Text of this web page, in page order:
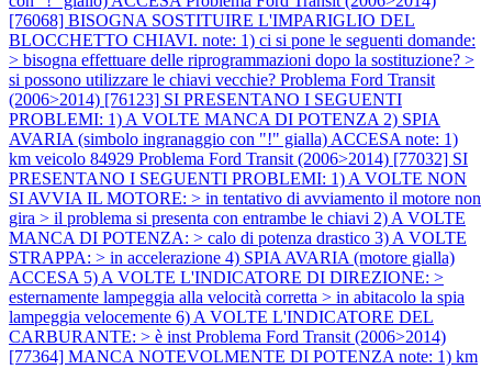
[76068] BISOGNA SOSTITUIRE L'IMPARIGLIO DEL
BLOCCHETTO CHIAVI. note: 1) ci si pone le seguenti domande:
> bisogna effettuare delle riprogrammazioni dopo la sostituzione? >
si possono utilizzare le chiavi vecchie? Problema Ford Transit
(2006>2014) [76123] SI PRESENTANO I SEGUENTI
PROBLEMI: 1) A VOLTE MANCA DI POTENZA 2) SPIA
AVARIA (simbolo ingranaggio con "!" gialla) ACCESA note: 1)
km veicolo 84929 Problema Ford Transit (2006>2014) [77032] SI
PRESENTANO I SEGUENTI PROBLEMI: 1) A VOLTE NON
SI AVVIA IL MOTORE: > in tentativo di avviamento il motore non
gira > il problema si presenta con entrambe le chiavi 2) A VOLTE
MANCA DI POTENZA: > calo di potenza drastico 3) A VOLTE
STRAPPA: > in accelerazione 4) SPIA AVARIA (motore gialla)
ACCESA 5) A VOLTE L'INDICATORE DI DIREZIONE: >
esternamente lampeggia alla velocità corretta > in abitacolo la spia
lampeggia velocemente 6) A VOLTE L'INDICATORE DEL
CARBURANTE: > è inst Problema Ford Transit (2006>2014)
[77364] MANCA NOTEVOLMENTE DI POTENZA note: 1) km